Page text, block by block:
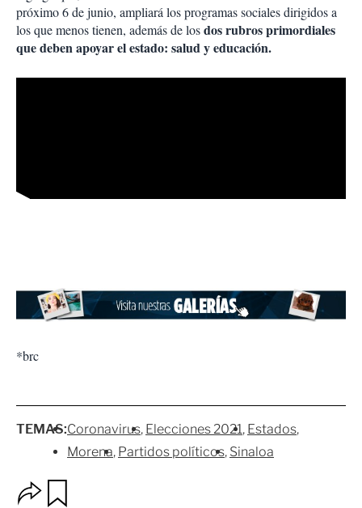
próximo 6 de junio, ampliará los programas sociales dirigidos a
los que menos tienen, además de losdos rubros primordiales
que deben apoyar el estado: salud y educación.
*brc
TEMAS:Coronavirus Elecciones 2021 Estados
Morena Partidos políticos Sinaloa